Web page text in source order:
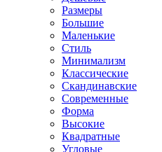
Размеры
Большие
Маленькие
Стиль
Минимализм
Классические
Скандинавские
Современные
Форма
Высокие
Квадратные
Угловые